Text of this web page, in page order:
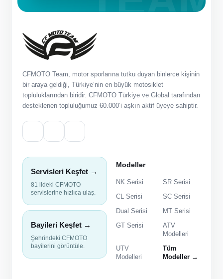
CFMOTO Team, motor sporlarına tutku duyan binlerce kişinin
bir araya geldiği, Türkiye’nin en büyük motosiklet
topluluklarından biridir. CFMOTO Türkiye ve Global tarafından
desteklenen topluluğumuz 60.000’i aşkın aktif üyeye sahiptir.
Servisleri Keşfet →
81 ildeki CFMOTO
servislerine hızlıca ulaş.
Bayileri Keşfet →
Şehrindeki CFMOTO
bayilerini görüntüle.
Modeller
NK Serisi
SR Serisi
CL Serisi
SC Serisi
Dual Serisi
MT Serisi
GT Serisi
ATV
Modelleri
UTV
Modelleri
Tüm
Modeller →